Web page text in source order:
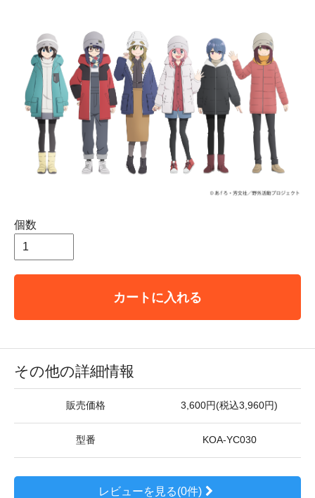
個数
カートに入れる
その他の詳細情報
販売価格 3,600円(税込3,960円)
型番 KOA-YC030
レビューを見る(0件)